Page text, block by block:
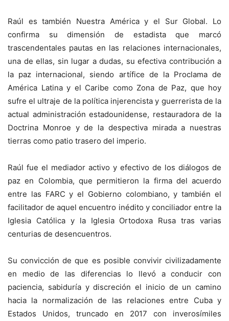
Raúl es también Nuestra América y el Sur Global. Lo
confirma su dimensión de estadista que marcó
trascendentales pautas en las relaciones internacionales,
una de ellas, sin lugar a dudas, su efectiva contribución a
la paz internacional, siendo artífice de la Proclama de
América Latina y el Caribe como Zona de Paz, que hoy
sufre el ultraje de la política injerencista y guerrerista de la
actual administración estadounidense, restauradora de la
Doctrina Monroe y de la despectiva mirada a nuestras
tierras como patio trasero del imperio.
Raúl fue el mediador activo y efectivo de los diálogos de
paz en Colombia, que permitieron la firma del acuerdo
entre las FARC y el Gobierno colombiano, y también el
facilitador de aquel encuentro inédito y conciliador entre la
Iglesia Católica y la Iglesia Ortodoxa Rusa tras varias
centurias de desencuentros.
Su convicción de que es posible convivir civilizadamente
en medio de las diferencias lo llevó a conducir con
paciencia, sabiduría y discreción el inicio de un camino
hacia la normalización de las relaciones entre Cuba y
Estados Unidos, truncado en 2017 con inverosímiles